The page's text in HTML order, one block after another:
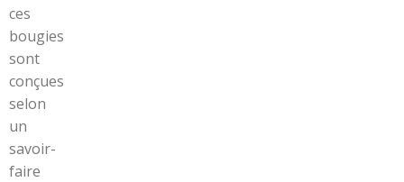
ces
bougies
sont
conçues
selon
un
savoir-
faire